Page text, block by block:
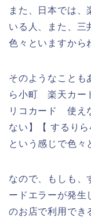
また、日本では、
いる人、また、三
色々といますから
そのようなことも
ら小町 楽天カー
リコカード 使え
ない】【 するり
という感じで色々
なので、もしも、
ードエラーが発生
のお店で利用でき